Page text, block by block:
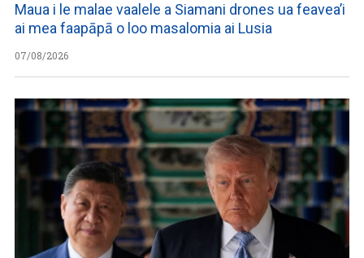
Maua i le malae vaalele a Siamani drones ua feavea’i
ai mea faapāpā o loo masalomia ai Lusia
07/08/2026